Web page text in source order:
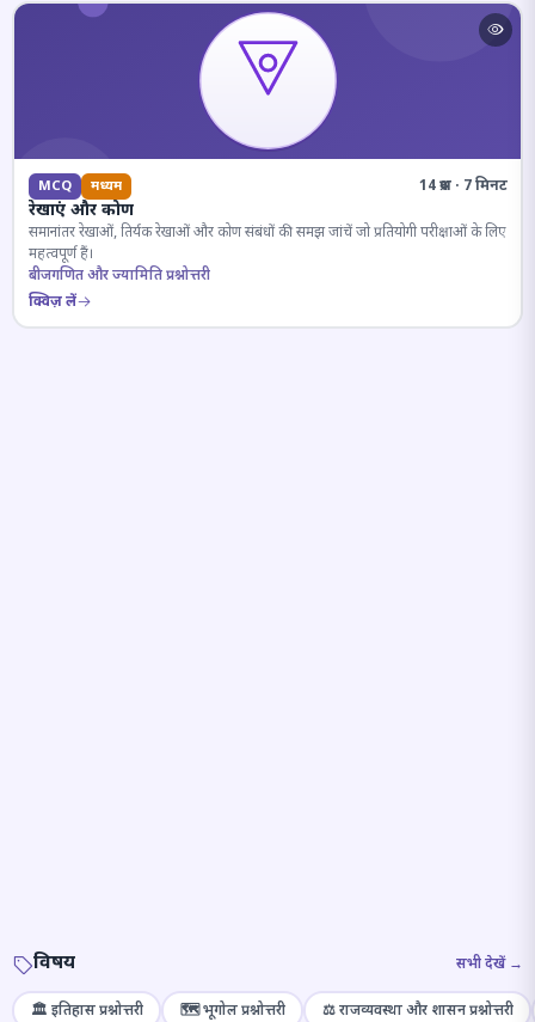
MCQ मध्यम 14 प्रश्न · 7 मिनट
रेखाएं और कोण
समानांतर रेखाओं, तिर्यक रेखाओं और कोण संबंधों की समझ जांचें जो प्रतियोगी परीक्षाओं के लिए
महत्वपूर्ण हैं।
बीजगणित और ज्यामिति प्रश्नोत्तरी
क्विज़ लें
विषय सभी देखें →
🏛️ इतिहास प्रश्नोत्तरी 🗺️ भूगोल प्रश्नोत्तरी ⚖️ राजव्यवस्था और शासन प्रश्नोत्तरी